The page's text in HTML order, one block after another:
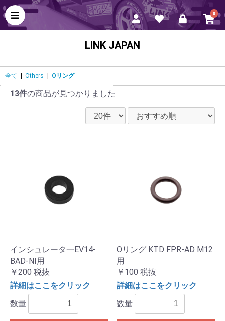
0
LINK JAPAN
全て Others Oリング
13件の商品が見つかりました
インシュレータ一EV14-
BAD-NI用
￥200 税抜
詳細はここをクリック
数量
Oリング KTD FPR-AD M12
用
￥100 税抜
詳細はここをクリック
数量